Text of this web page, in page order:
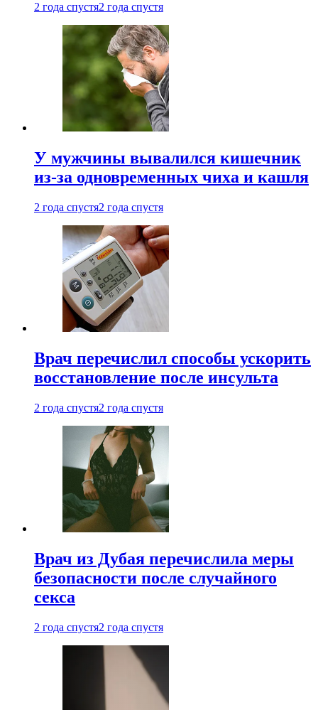
2 года спустя2 года спустя
У мужчины вывалился кишечник
из-за одновременных чиха и кашля
2 года спустя2 года спустя
Врач перечислил способы ускорить
восстановление после инсульта
2 года спустя2 года спустя
Врач из Дубая перечислила меры
безопасности после случайного
секса
2 года спустя2 года спустя